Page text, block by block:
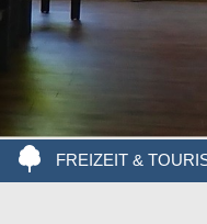
FREIZEIT &